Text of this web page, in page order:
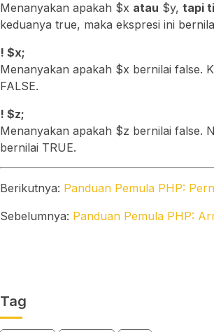
Menanyakan apakah $x atau $y, tapi
keduanya true, maka ekspresi ini
! $x;
Menanyakan apakah $x bernilai false.
FALSE.
! $z;
Menanyakan apakah $z bernilai false.
bernilai TRUE.
Berikutnya: Panduan Pemula PHP:
Sebelumnya: Panduan Pemula PHP:
Tag